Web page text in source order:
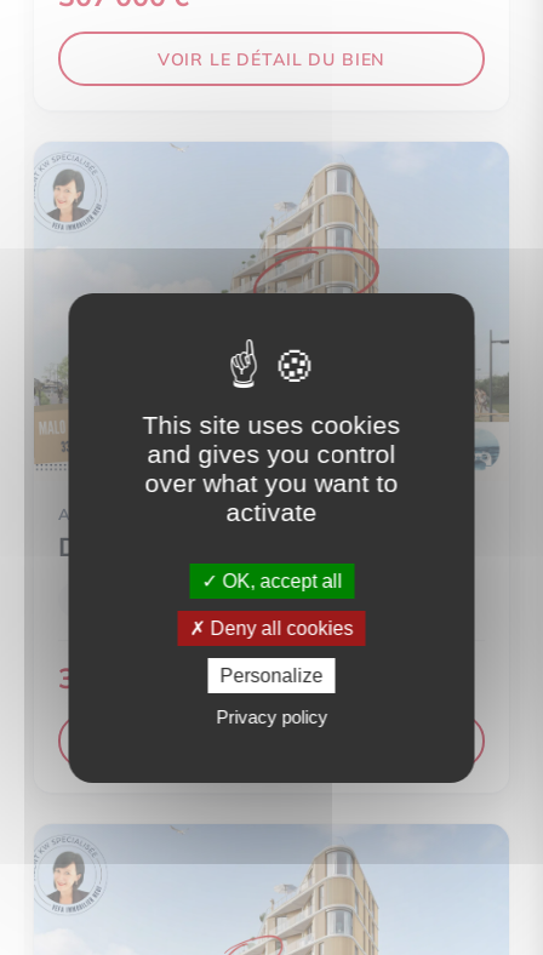
VOIR LE DÉTAIL DU BIEN
APPARTEMENT
DUNKERQUE (59240)
2 chambre(s)
337 000 €
This site uses cookies
and gives you control
over what you want to
activate
OK, accept all
Deny all cookies
Personalize
Privacy policy